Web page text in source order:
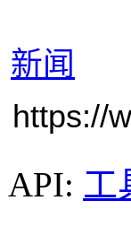
新闻
https://
工